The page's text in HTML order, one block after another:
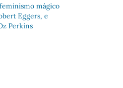
mágico
Eggers, e
Perkins